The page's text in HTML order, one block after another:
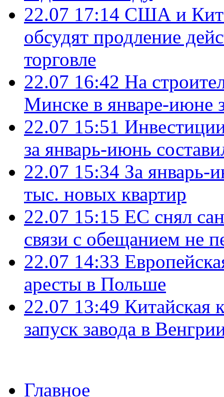
22.07 17:14 США и
обсудят продление
торговле
22.07 16:42 На
Минске в январе-июне
22.07 15:51
за январь-июнь
22.07 15:34 За январь-
тыс. новых квартир
22.07 15:15 ЕС снял
связи с обещанием не
22.07 14:33
аресты в Польше
22.07 13:49 Китайская
запуск завода в
Главное